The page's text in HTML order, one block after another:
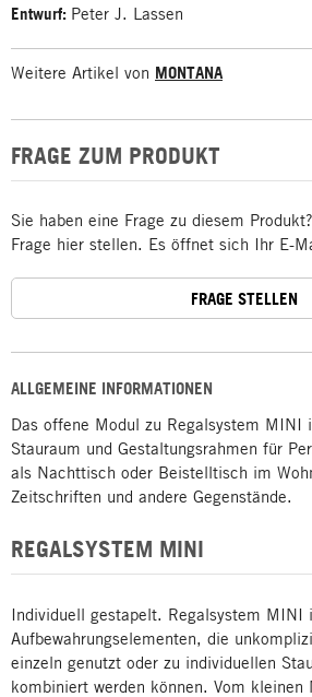
ALLGEMEINE INFORMATIONEN
Das offene Modul zu Regalsystem MINI
Stauraum und Gestaltungsrahmen für
als Nachttisch oder Beistelltisch im
Zeitschriften und andere Gegenstände.
REGALSYSTEM MINI
Individuell gestapelt. Regalsystem MINI
Aufbewahrungselementen, die
einzeln genutzt oder zu individuellen
kombiniert werden können. Vom
Entwurf: Peter J. Lassen
Weitere Artikel von MONTANA
FRAGE ZUM PRODUKT
Sie haben eine Frage zu diesem
Frage hier stellen. Es öffnet sich Ihr E-
FRAGE STELLEN